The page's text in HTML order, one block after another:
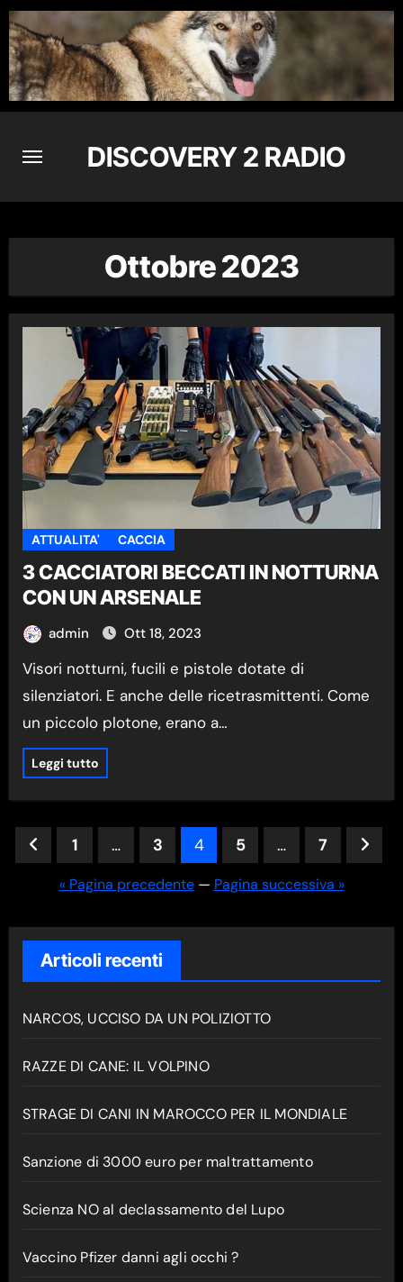
Skip
to
content
DISCOVERY 2 RADIO
Ottobre 2023
ATTUALITA' CACCIA
3 CACCIATORI BECCATI IN NOTTURNA
CON UN ARSENALE
admin Ott 18, 2023
Visori notturni, fucili e pistole dotate di
silenziatori. E anche delle ricetrasmittenti. Come
un piccolo plotone, erano a…
Leggi tutto
Paginazione
degli
articoli
1 … 3 4 5 … 7
« Pagina precedente— Pagina successiva »
Articoli recenti
NARCOS, UCCISO DA UN POLIZIOTTO
RAZZE DI CANE: IL VOLPINO
STRAGE DI CANI IN MAROCCO PER IL MONDIALE
Sanzione di 3000 euro per maltrattamento
Scienza NO al declassamento del Lupo
Vaccino Pfizer danni agli occhi ?